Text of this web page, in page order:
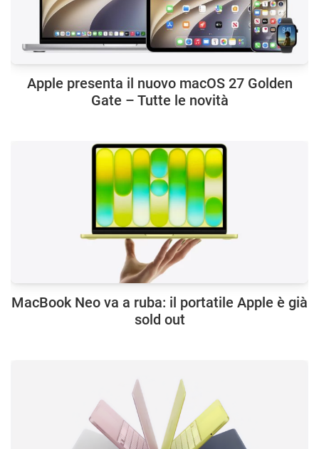
Apple presenta il nuovo macOS 27 Golden
Gate – Tutte le novità
MacBook Neo va a ruba: il portatile Apple è già
sold out